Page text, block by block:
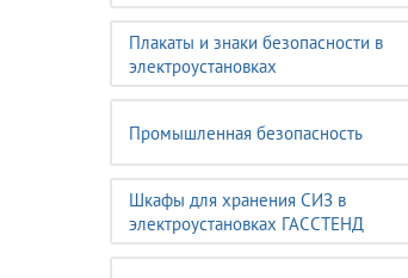
Плакаты и знаки безопасности в
электроустановках
Промышленная безопасность
Шкафы для хранения СИЗ в
электроустановках ГАССТЕНД